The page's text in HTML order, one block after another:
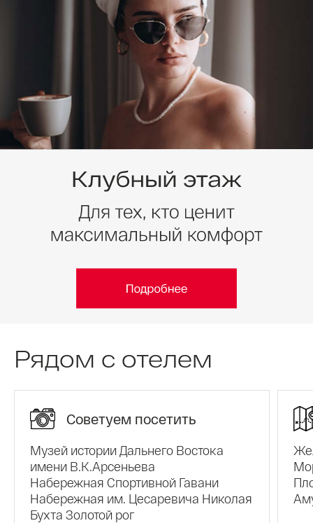
Рядом с отелем
Советуем посетить
Музей истории Дальнего Востока
имени В.К.Арсеньева
Набережная Спортивной Гавани
Набережная им. Цесаревича Николая
Бухта Золотой рог